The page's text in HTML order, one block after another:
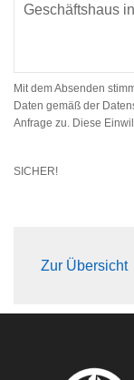
Mit dem Absenden
Daten gemäß der
Anfrage zu. Diese
SICHER!
Zur Übersicht